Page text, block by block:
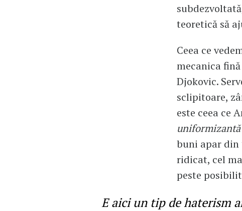
teoretică să
Ceea ce
mecanica
Djokovic.
sclipitoare,
este ceea ce
buni apar din
ridicat, cel
peste
E aici un tip de haterism